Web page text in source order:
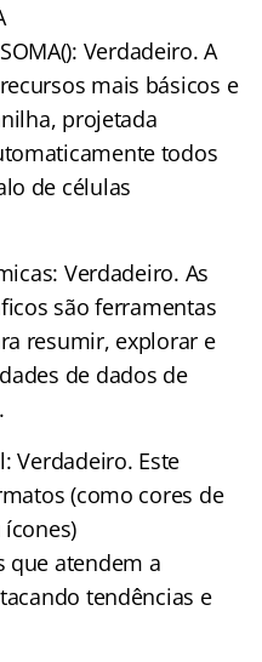
Verdadeiro. A
mais básicos e
projetada
todos
de células
Verdadeiro. As
são ferramentas
resumir, explorar e
de dados de
Verdadeiro. Este
(como cores de
que atendem a
tendências e